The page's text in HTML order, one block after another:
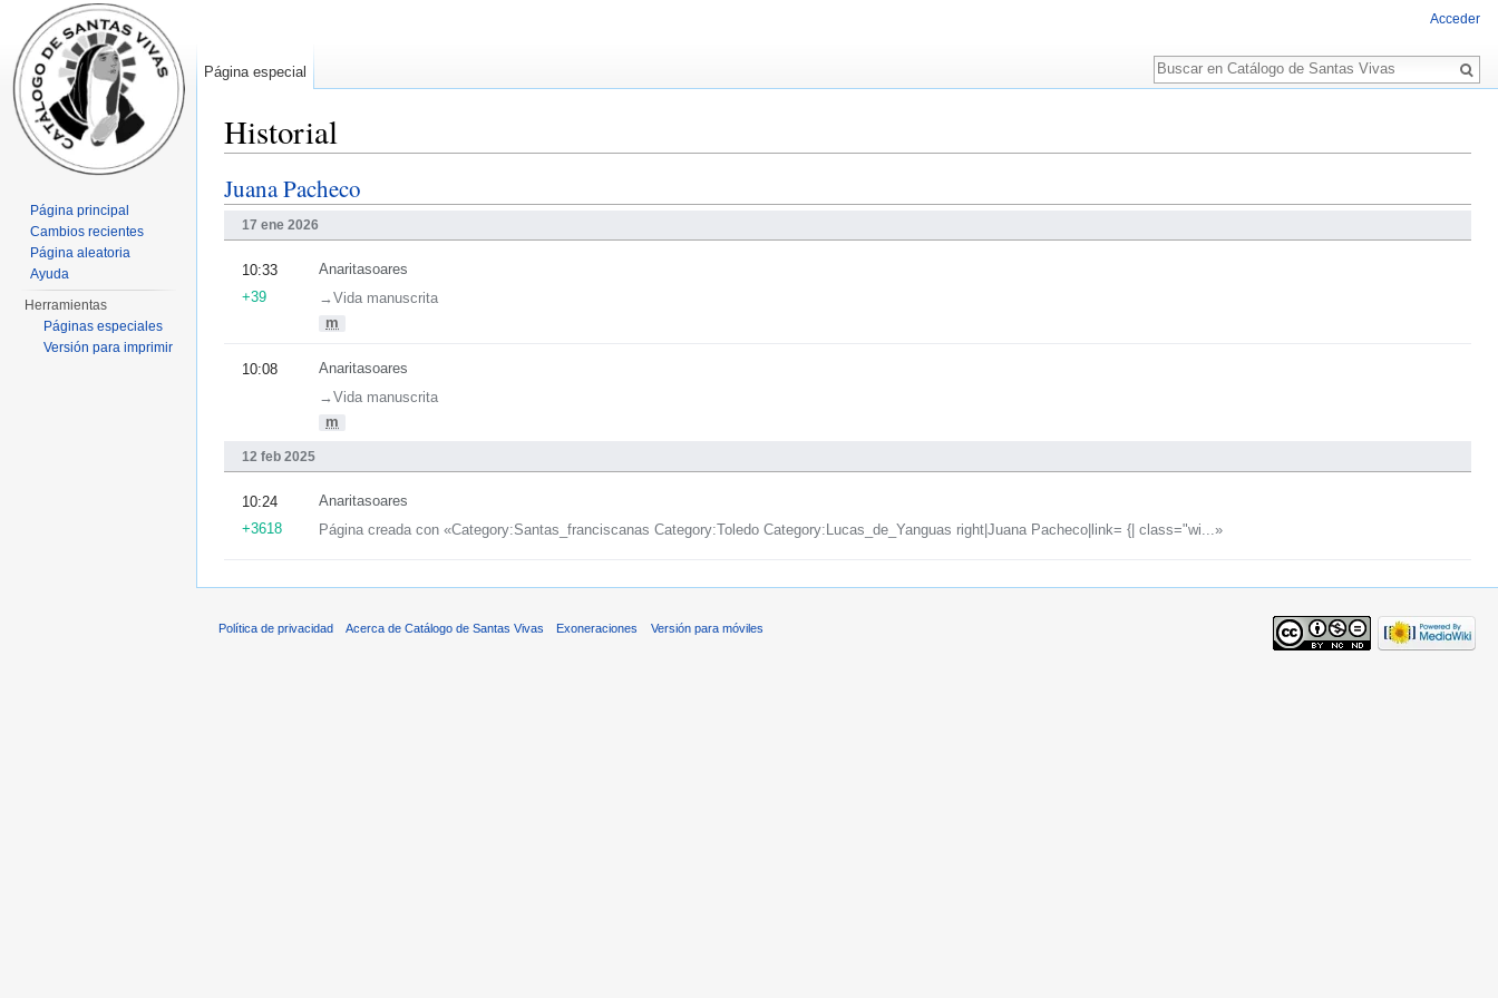
Historial
Juana Pacheco
17 ene 2026
Anaritasoares
→‎Vida manuscrita
m
10:33
+39
Anaritasoares
→‎Vida manuscrita
m
10:08
12 feb 2025
Anaritasoares
Página creada con «Category:Santas_franciscanas Category:Toledo Category:Lucas_de_Yanguas right|Juana Pacheco|link= {| class="wi...»
10:24
+3618
Acceder
Página especial
Buscar
Página principal
Cambios recientes
Página aleatoria
Ayuda
Herramientas
Páginas especiales
Versión para imprimir
Política de privacidad Acerca de Catálogo de Santas Vivas Exoneraciones Versión para móviles